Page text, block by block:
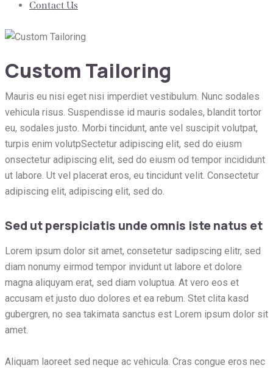
Contact Us
Custom Tailoring
Mauris eu nisi eget nisi imperdiet vestibulum. Nunc sodales
vehicula risus. Suspendisse id mauris sodales, blandit tortor
eu, sodales justo. Morbi tincidunt, ante vel suscipit volutpat,
turpis enim volutpSectetur adipiscing elit, sed do eiusm
onsectetur adipiscing elit, sed do eiusm od tempor incididunt
ut labore. Ut vel placerat eros, eu tincidunt velit. Consectetur
adipiscing elit, adipiscing elit, sed do.
Sed ut perspiciatis unde omnis iste natus et
Lorem ipsum dolor sit amet, consetetur sadipscing elitr, sed
diam nonumy eirmod tempor invidunt ut labore et dolore
magna aliquyam erat, sed diam voluptua. At vero eos et
accusam et justo duo dolores et ea rebum. Stet clita kasd
gubergren, no sea takimata sanctus est Lorem ipsum dolor sit
amet.
Aliquam laoreet sed neque ac vehicula. Cras congue eros nec